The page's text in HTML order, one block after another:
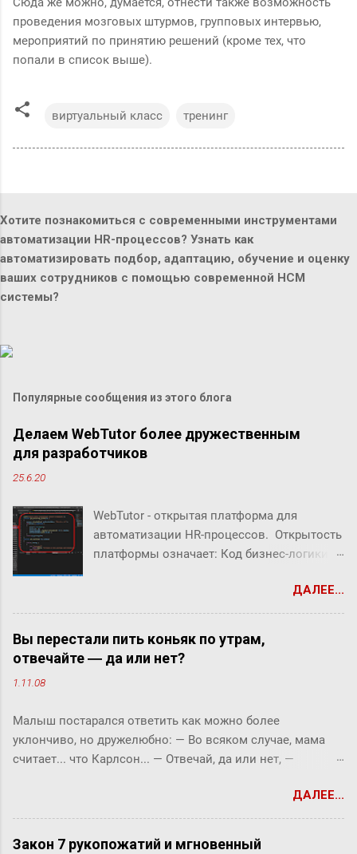
проведения мозговых штурмов, групповых интервью,
мероприятий по принятию решений (кроме тех, что
попали в список выше).
виртуальный класс тренинг
Хотите познакомиться с современными инструментами
автоматизации HR-процессов? Узнать как
автоматизировать подбор, адаптацию, обучение и оценку
ваших сотрудников с помощью современной HCM
системы?
Популярные сообщения из этого блога
Делаем WebTutor более дружественным
для разработчиков
25.6.20
WebTutor - открытая платформа для
автоматизации HR-процессов. Открытость
платформы означает: Код бизнес-логики
собственный код Можно заменять/
дополнять/расширять бизнес-логику
инструменты автоматизации HR-
процессов, оставаясь в рамках
получать техническую поддержку вендора.
В системе можно дорабатывать и
разрабатывать "с нуля": Шаблоны
согласований (Workflows)
Автоматизированные процессы
ДАЛЕЕ...
Вы перестали пить коньяк по утрам,
отвечайте ― да или нет?
1.11.08
Малыш постарался ответить как можно более
уклончиво, но дружелюбно: ― Во всяком случае, мама
считает... что Карлсон... ― Отвечай, да или нет, ―
Карлсон должен у нас обедать? ― Во всяком случае, она
хотела... ― снова попытался уйти от прямого ответа
Малыш, но фрекен Бок прервала его жестким окриком: ―
ДАЛЕЕ...
Закон 7 рукопожатий и мгновенный